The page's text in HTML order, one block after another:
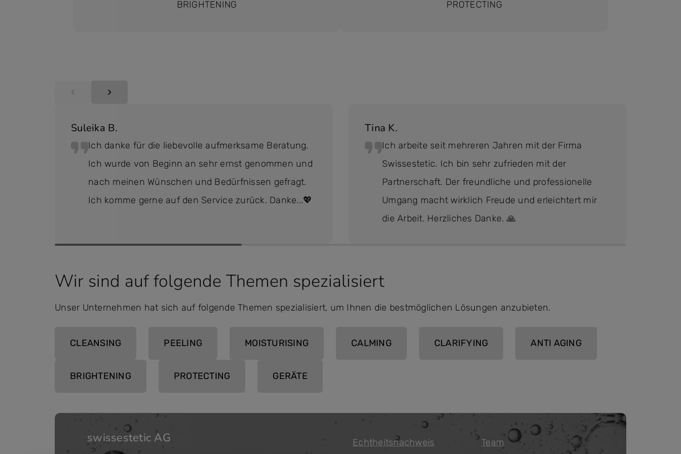
BRIGHTENING PROTECTING
Suleika B.
Ich danke für die liebevolle aufmerksame Beratung.
Ich wurde von Beginn an sehr ernst genommen und
nach meinen Wünschen und Bedürfnissen gefragt.
Ich komme gerne auf den Service zurück. Danke...💖
Tina K.
Ich arbeite seit mehreren Jahren mit der Firma
Swissestetic. Ich bin sehr zufrieden mit der
Partnerschaft. Der freundliche und professionelle
Umgang macht wirklich Freude und erleichtert mir
die Arbeit. Herzliches Danke. 🙏
Wir sind auf folgende Themen spezialisiert
Unser Unternehmen hat sich auf folgende Themen spezialisiert, um Ihnen die bestmöglichen Lösungen anzubieten.
CLEANSING PEELING MOISTURISING CALMING CLARIFYING ANTI AGING
BRIGHTENING PROTECTING GERÄTE
swissestetic AG Echtheitsnachweis Team